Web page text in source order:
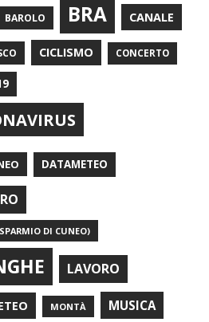
BAROLO BRA CANALE
CICLISMO CONCERTO
DATAMETEO
DI CUNEO)
LAVORO
MONTÀ MUSICA